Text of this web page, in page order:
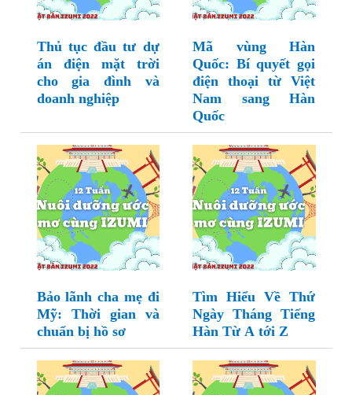
Thủ tục đầu tư dự
án điện mặt trời
cho gia đình và
doanh nghiệp
Mã vùng Hàn
Quốc: Bí quyết gọi
điện thoại từ Việt
Nam sang Hàn
Quốc
Bảo lãnh cha mẹ đi
Mỹ: Thời gian và
chuẩn bị hồ sơ
Tìm Hiểu Về Thứ
Ngày Tháng Tiếng
Hàn Từ A tới Z